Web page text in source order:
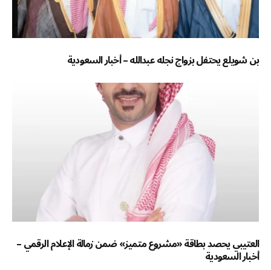
بن شويلع يحتفل بزواج نجله عبدالله – أخبار السعودية
العتيبي يحصد بطاقة «مشروع متميز» ضمن زمالة الإعلام الرقمي –
أخبار السعودية